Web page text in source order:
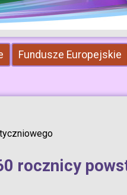
Fundusze Europejskie
rocznicy